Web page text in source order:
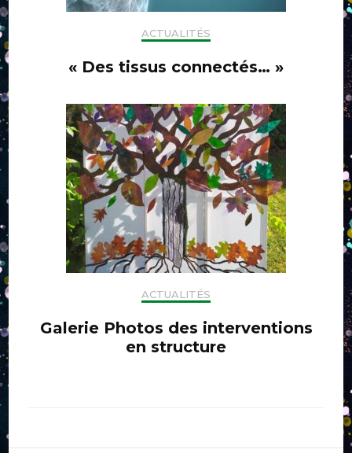
ACTUALITÉS
« Des tissus connectés… »
ACTUALITÉS
Galerie Photos des interventions
en structure